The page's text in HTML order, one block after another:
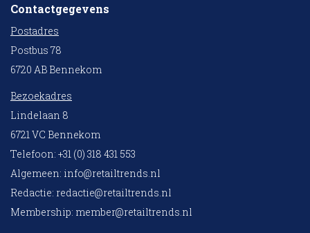
Contactgegevens
Postadres
Postbus 78
6720 AB Bennekom
Bezoekadres
Lindelaan 8
6721 VC Bennekom
Telefoon: +31 (0) 318 431 553
Algemeen: info@retailtrends.nl
Redactie: redactie@retailtrends.nl
Membership: member@retailtrends.nl